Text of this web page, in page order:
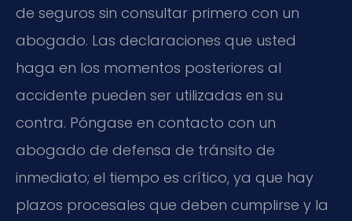
de seguros sin consultar primero con un
abogado. Las declaraciones que usted
haga en los momentos posteriores al
accidente pueden ser utilizadas en su
contra. Póngase en contacto con un
abogado de defensa de tránsito de
inmediato; el tiempo es crítico, ya que hay
plazos procesales que deben cumplirse y la